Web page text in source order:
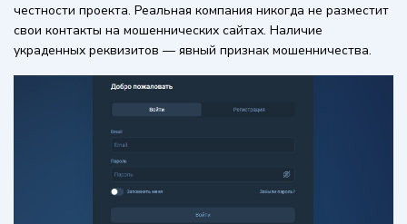
честности проекта. Реальная компания никогда не разместит
свои контакты на мошеннических сайтах. Наличие
украденных реквизитов — явный признак мошенничества.